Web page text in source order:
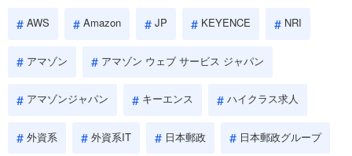
AWS Amazon JP KEYENCE NRI
アマゾン アマゾン ウェブ サービス ジャパン
アマゾンジャパン キーエンス ハイクラス求人
外資系 外資系IT 日本郵政 日本郵政グループ